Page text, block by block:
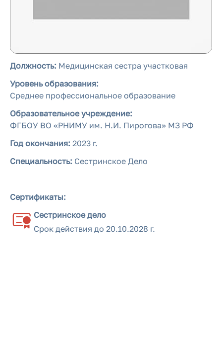
Должность: Медицинская сестра участковая
Уровень образования:
Среднее профессиональное образование
Образовательное учреждение:
ФГБОУ ВО «РНИМУ им. Н.И. Пирогова» МЗ РФ
Год окончания: 2023 г.
Специальность: Сестринское Дело
Сертификаты:
Сестринское дело
Срок действия до 20.10.2028 г.